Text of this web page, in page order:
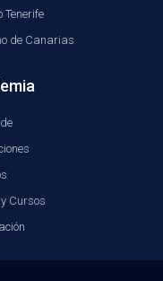
Tenerife
de Canarias
Cursos